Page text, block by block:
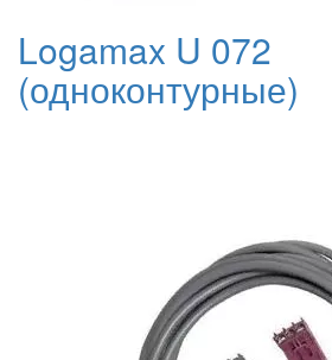
Logamax U 072
(одноконтурные)